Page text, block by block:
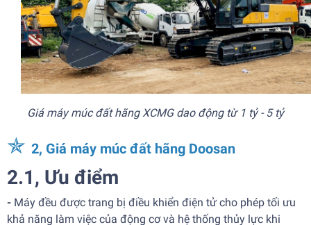
Giá máy múc đất hãng XCMG dao động từ 1 tỷ - 5 tỷ
✯ 2, Giá máy múc đất hãng Doosan
2.1, Ưu điểm
- Máy đều được trang bị điều khiển điện tử cho phép tối ưu
khả năng làm việc của động cơ và hệ thống thủy lực khi